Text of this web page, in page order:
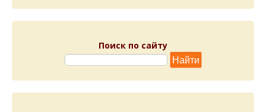
Поиск по сайту